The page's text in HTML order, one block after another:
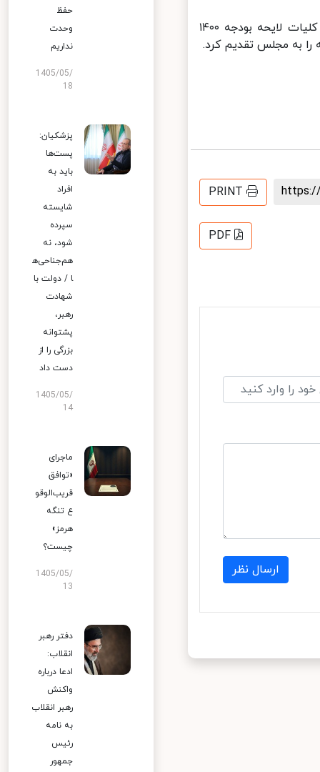
پیش از این در جلسه علنی ۱۴ بهمن مجلس شورای اسلامی، نمایندگان با کلیات لایحه بودجه ١۴٠٠
به مجلس تقدیم کرد.
PRINT
PDF
ارسال نظر
حفظ
وحدت
نداریم
1405/05/
18
پزشکیان:
پست‌ها
باید به
افراد
شایسته
سپرده
شود، نه
هم‌جناحی‌ه
ا / دولت با
شهادت
رهبر،
پشتوانه
بزرگی را از
دست داد
1405/05/
14
ماجرای
«توافق
قریب‌الوقو
ع تنگه
هرمز»
چیست؟
1405/05/
13
دفتر رهبر
انقلاب:
ادعا درباره
واکنش
رهبر انقلاب
به نامه
رئیس
جمهور